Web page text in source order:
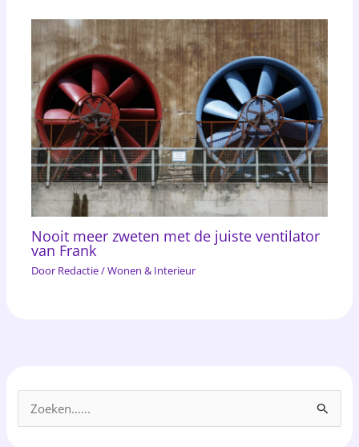
Nooit meer zweten met de juiste ventilator
van Frank
Door Redactie/Wonen & Interieur